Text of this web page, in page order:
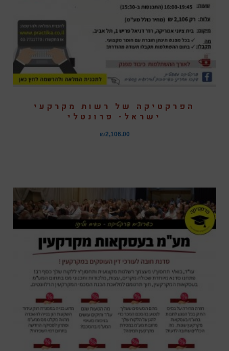
הפרקטיקה של רשות מקרקעי
ישראל- פרונטלי
₪2,106.00